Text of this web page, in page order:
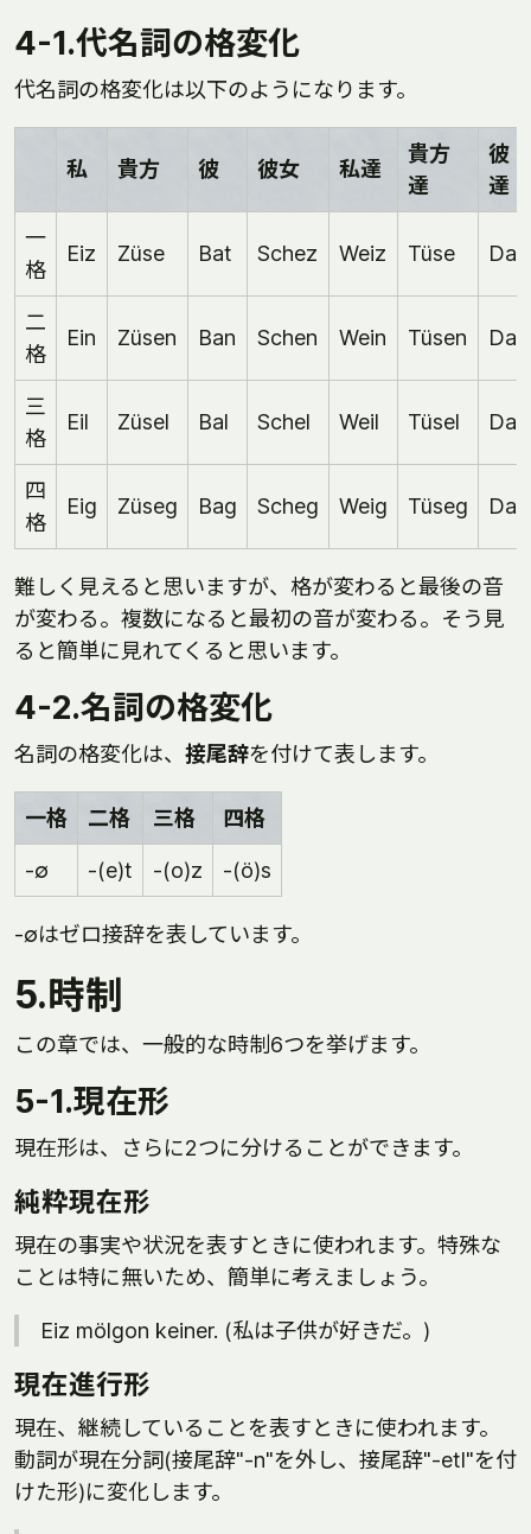
4-1.代名詞の格変化
代名詞の格変化は以下のようになります。
私 貴方 彼 彼女 私達
貴方
達
彼
達
一
格
Eiz Züse Bat Schez Weiz Tüse Dat
二
格
Ein Züsen Ban Schen Wein Tüsen Dan
三
格
Eil Züsel Bal Schel Weil Tüsel Dal
四
格
Eig Züseg Bag Scheg Weig Tüseg Dag
難しく見えると思いますが、格が変わると最後の音
が変わる。複数になると最初の音が変わる。そう見
ると簡単に見れてくると思います。
4-2.名詞の格変化
名詞の格変化は、 接尾辞を付けて表します。
一格 二格 三格 四格
-∅ -(e)t -(o)z -(ö)s
-∅はゼロ接辞を表しています。
5.時制
この章では、一般的な時制6つを挙げます。
5-1.現在形
現在形は、さらに2つに分けることができます。
純粋現在形
現在の事実や状況を表すときに使われます。特殊な
ことは特に無いため、簡単に考えましょう。
Eiz mölgon keiner. (私は子供が好きだ。)
現在進行形
現在、継続していることを表すときに使われます。
動詞が現在分詞(接尾辞"-n"を外し、接尾辞"-etl"を付
けた形)に変化します。